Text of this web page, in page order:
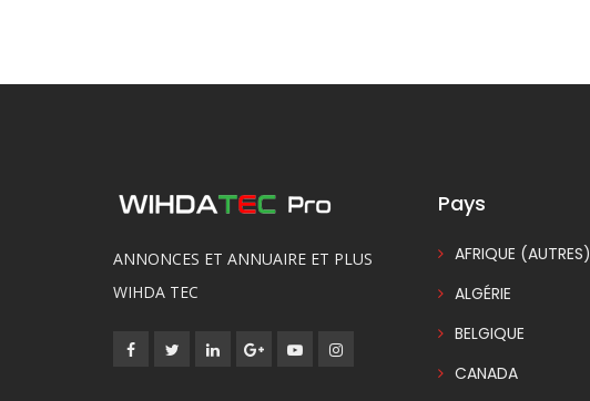
ANNONCES ET ANNUAIRE ET PLUS
WIHDA TEC
Pays
AFRIQUE (AUTRES)
ALGÉRIE
BELGIQUE
CANADA